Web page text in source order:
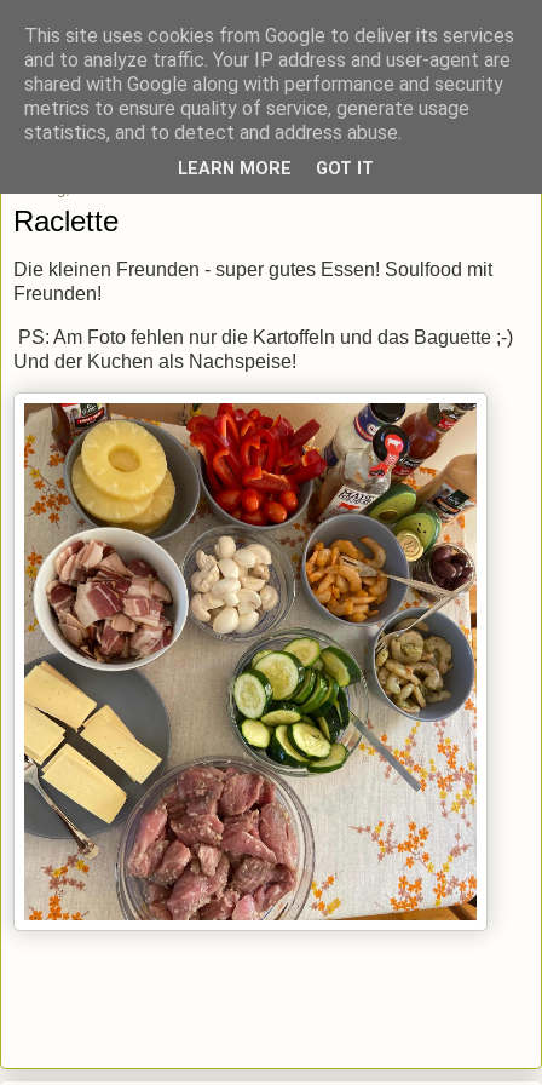
blick-punkt[e..]
Momentaufnahmen von unterwegs & daheim.
Raclette
Die kleinen Freunden - super gutes Essen! Soulfood mit
Freunden!
PS: Am Foto fehlen nur die Kartoffeln und das Baguette ;-)
Und der Kuchen als Nachspeise!
This site uses cookies from Google to deliver its services
and to analyze traffic. Your IP address and user-agent are
shared with Google along with performance and security
metrics to ensure quality of service, generate usage
statistics, and to detect and address abuse.
LEARN MORE GOT IT